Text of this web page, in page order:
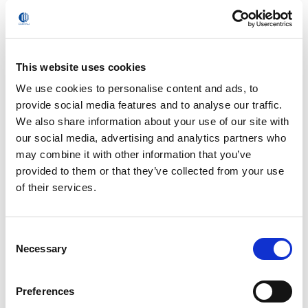
This website uses cookies
We use cookies to personalise content and ads, to
provide social media features and to analyse our traffic.
We also share information about your use of our site with
our social media, advertising and analytics partners who
may combine it with other information that you’ve
provided to them or that they’ve collected from your use
of their services.
Selection
Necessary
Preferences
master. Gli assi del braccio inseguitore (compresa la
capacità di carico) devono avere le stesse funzioni
dinamiche dei bracci seguiti, per assicurare un corretto
accelerazione/decelerazione e la massima velocità degli
assi del braccio inseguitore.
Interference Regions:in queste regioni non è mai
consentito al TCP (Tool Center Point) di entrare (Forbidden)
o uscire (Allowed). L’algoritmo gestisce il rallentamento del
robot in anticipo affinché la velocità si annulli al confine
della regione. Il robot viene monitorato costantemente in
velocità del TCP viene modificata secondo la distanza
quando il TCP è prossimo alla regione di interferenza, la